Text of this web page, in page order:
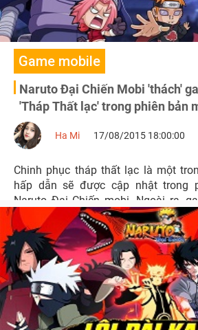
Game mobile
Naruto Đại Chiến Mobi 'thách'
'Tháp Thất lạc' trong phiên bản
Ha Mi 17/08/2015 18:00:00
Chinh phục tháp thất lạc là một
hấp dẫn sẽ được cập nhật trong
Naruto Đại Chiến mobi .Ngoài ra,
hiện của hai nhân vật mới, các chỉnh
… đảm bảo sẽ mang lại cho người
thú vị.